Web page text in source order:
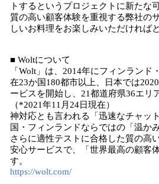
トするというプロジェクトに新たな
質の高い顧客体験を重視する弊社の
しいお料理をお楽しみいただければ
■ Woltについて
「Wolt」は、2014年にフィンランド
在23か国180都市以上、日本では
ービスを開始し、21都道府県36エリ
（*2021年11月24日現在）
神対応とも言われる「迅速なチャッ
国・フィンランドならではの「温か
さらに適性テストに合格した質の高
安心サービスで、「世界最高の顧客
す。
https://wolt.com/